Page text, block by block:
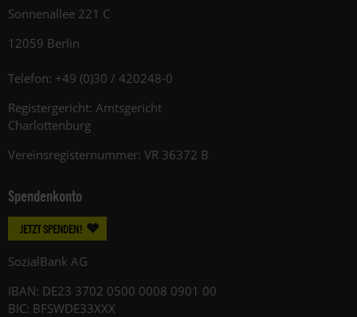
Sonnenallee 221 C
12059 Berlin
Telefon: +49 (0)30 / 420248-0
Registergericht: Amtsgericht
Charlottenburg
Vereinsregisternummer: VR 36372 B
Spendenkonto
JETZT SPENDEN!
SozialBank AG
IBAN: DE23 3702 0500 0008 0901 00
BIC: BFSWDE33XXX